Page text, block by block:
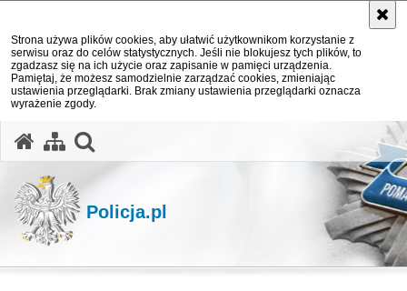
Strona używa plików cookies, aby ułatwić użytkownikom korzystanie z
serwisu oraz do celów statystycznych. Jeśli nie blokujesz tych plików, to
zgadzasz się na ich użycie oraz zapisanie w pamięci urządzenia.
Pamiętaj, że możesz samodzielnie zarządzać cookies, zmieniając
ustawienia przeglądarki. Brak zmiany ustawienia przeglądarki oznacza
wyrażenie zgody.
Policja.pl